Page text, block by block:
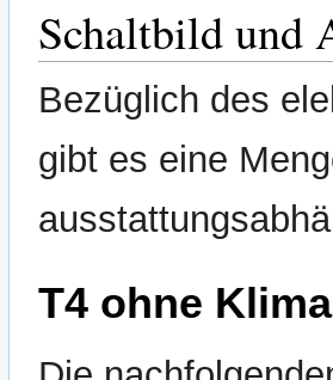
Schaltbild und
Bezüglich des
gibt es eine
T4 ohne